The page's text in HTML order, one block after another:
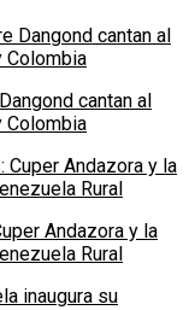
cantan al
Colombia
Andazora y la
Rural